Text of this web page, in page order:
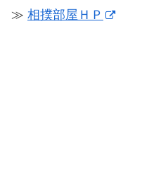
≫ 相撲部屋ＨＰ